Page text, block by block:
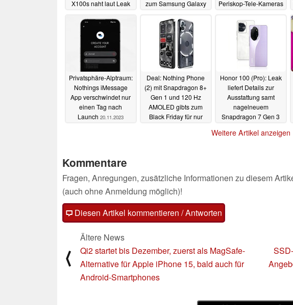
X100s naht laut Leak
23.11.2023
zum Samsung Galaxy
Periskop-Tele-Kameras
20.11.2023
Privatsphäre-Alptraum:
Nothings iMessage
App verschwindet nur
einen Tag nach
Launch 20.11.2023
Deal: Nothing Phone
(2) mit Snapdragon 8+
Gen 1 und 120 Hz
AMOLED gibts zum
Black Friday für nur
Honor 100 (Pro): Leak
liefert Details zur
Ausstattung samt
nagelneuem
Snapdragon 7 Gen 3
Weitere Artikel anzeigen
Kommentare
Fragen, Anregungen, zusätzliche Informationen zu diesem
(auch ohne Anmeldung möglich)!
Diesen Artikel kommentieren / Antworten
⟨
Ältere News
Qi2 startet bis Dezember, zuerst als MagSafe-
Alternative für Apple iPhone 15, bald auch für
Android-Smartphones